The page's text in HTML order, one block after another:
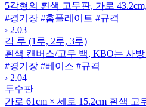
5각형의 흰색 고무판, 가로
#경기장 #홈플레이트 #규격
› 2.03
각 루 (1루, 2루, 3루)
흰색 캔버스/고무 백, KBO는 사방
#경기장 #베이스 #규격
› 2.04
투수판
가로 61cm × 세로 15.2cm 흰색 고